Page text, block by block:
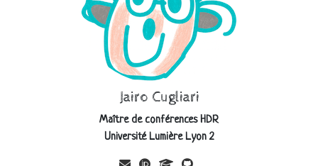
Jairo Cugliari
Maître de conférences HDR
Université Lumière Lyon 2